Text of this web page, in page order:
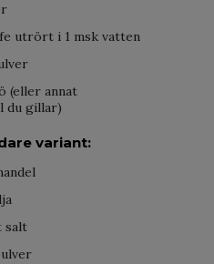
utrört i 1 msk vatten
(eller annat
du gillar)
variant:
salt